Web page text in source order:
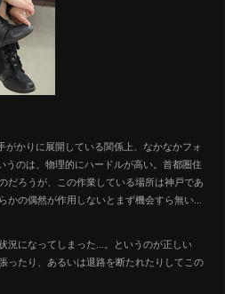
かりに展開している関係上、なかなかフォ
うのは、物理的にハードルが高い。首都圏住
だろうが、この作業している場所は神戸であ
かの偶然が作用しないとまず機会すら無い…
況になってしまった…。というのが正しい
ったり、あるいは退路を断たれたりしてこの